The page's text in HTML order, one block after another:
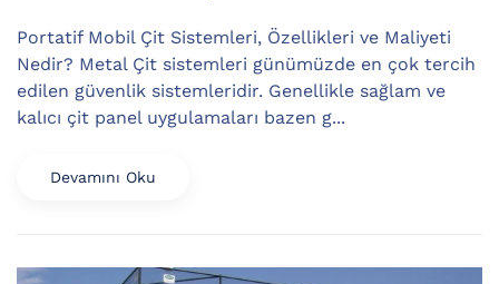
Portatif Mobil Çit Sistemleri, Özellikleri ve Maliyeti
Nedir? Metal Çit sistemleri günümüzde en çok tercih
edilen güvenlik sistemleridir. Genellikle sağlam ve
kalıcı çit panel uygulamaları bazen g...
Devamını Oku